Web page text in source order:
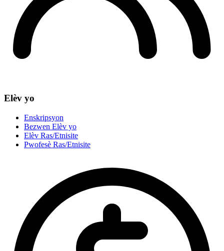
Elèv yo
Enskripsyon
Bezwen Elèv yo
Elèv Ras/Etnisite
Pwofesè Ras/Etnisite